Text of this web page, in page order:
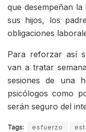
que desempeñan
sus hijos, los
obligaciones
Para reforzar así
van a tratar
sesiones de una
psicólogos como
serán seguro del
Tags: esfuerzo